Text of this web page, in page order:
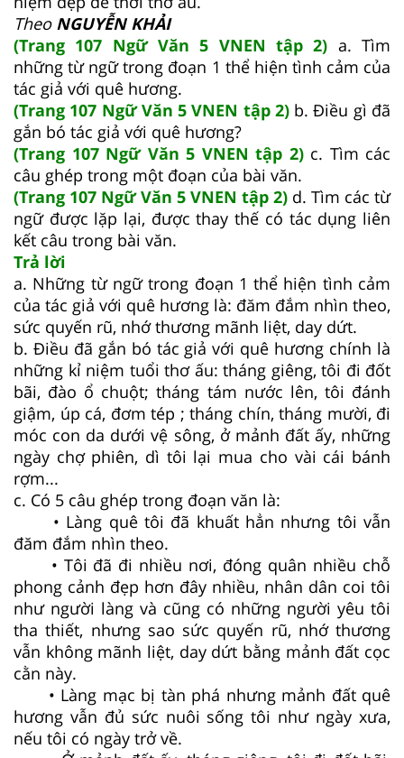
Theo NGUYỄN KHẢI
(Trang 107 Ngữ Văn 5 VNEN tập 2) a. Tìm
những từ ngữ trong đoạn 1 thể hiện tình cảm của
tác giả với quê hương.
(Trang 107 Ngữ Văn 5 VNEN tập 2)b. Điều gì đã
gắn bó tác giả với quê hương?
(Trang 107 Ngữ Văn 5 VNEN tập 2)c. Tìm các
câu ghép trong một đoạn của bài văn.
(Trang 107 Ngữ Văn 5 VNEN tập 2) d. Tìm các từ
ngữ được lặp lại, được thay thế có tác dụng liên
kết câu trong bài văn.
Trả lời
a. Những từ ngữ trong đoạn 1 thể hiện tình cảm
của tác giả với quê hương là: đăm đắm nhìn theo,
sức quyến rũ, nhớ thương mãnh liệt, day dứt.
b. Điều đã gắn bó tác giả với quê hương chính là
những kỉ niệm tuổi thơ ấu: tháng giêng, tôi đi đốt
bãi, đào ổ chuột; tháng tám nước lên, tôi đánh
giậm, úp cá, đơm tép ; tháng chín, tháng mười, đi
móc con da dưới vệ sông, ở mảnh đất ấy, những
ngày chợ phiên, dì tôi lại mua cho vài cái bánh
rợm...
c. Có 5 câu ghép trong đoạn văn là:
• Làng quê tôi đã khuất hẳn nhưng tôi vẫn
đăm đắm nhìn theo.
• Tôi đã đi nhiều nơi, đóng quân nhiều chỗ
phong cảnh đẹp hơn đây nhiều, nhân dân coi tôi
như người làng và cũng có những người yêu tôi
tha thiết, nhưng sao sức quyến rũ, nhớ thương
vẫn không mãnh liệt, day dứt bằng mảnh đất cọc
cằn này.
• Làng mạc bị tàn phá nhưng mảnh đất quê
hương vẫn đủ sức nuôi sống tôi như ngày xưa,
nếu tôi có ngày trở về.